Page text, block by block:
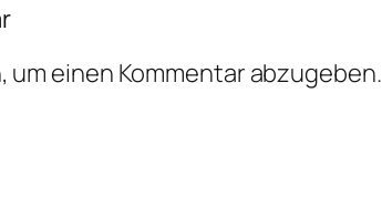
um einen Kommentar abzugeben.